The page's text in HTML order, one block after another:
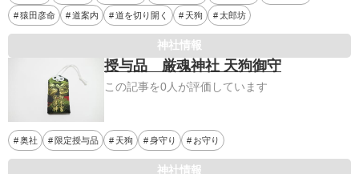
猿田彦命 道案内 道を切り開く 天狗 太郎坊
神社情報
授与品 厳魂神社 天狗御守
この記事を0人が評価しています
奥社 限定授与品 天狗 身守り お守り
神社情報